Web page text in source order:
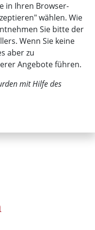
in Ihren Browser-
wählen. Wie
Sie bitte der
Wenn Sie keine
aber zu
Angebote führen.
mit Hilfe des